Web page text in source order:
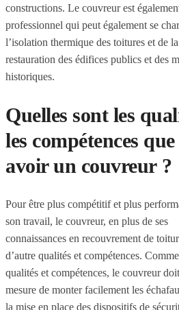
constructions. Le couvreur est
professionnel qui peut également se
l’isolation thermique des toitures et de la
restauration des édifices publics et des
historiques.
Quelles sont les
les compétences
avoir un couvreur ?
Pour être plus compétitif et plus
son travail, le couvreur, en plus de ses
connaissances en recouvrement de
d’autre qualités et compétences.
qualités et compétences, le couvreur
mesure de monter facilement les
la mise en place des dispositifs de